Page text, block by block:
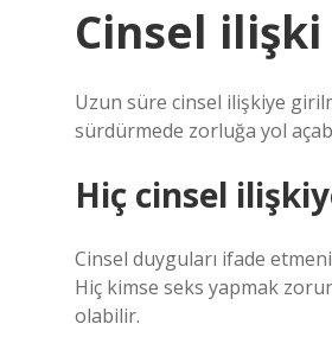
Cinsel
Uzun süre cinsel ilişkiye
sürdürmede zorluğa yol
Hiç cinsel
Cinsel duyguları ifade
Hiç kimse seks yapmak
olabilir.